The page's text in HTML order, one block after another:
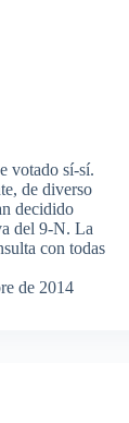
votado sí-sí.
de diverso
decidido
del 9-N. La
con todas
de 2014